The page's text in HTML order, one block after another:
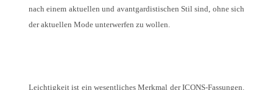
nach einem aktuellen und avantgardistischen Stil sind, ohne sich
der aktuellen Mode unterwerfen zu wollen.
Leichtigkeit ist ein wesentliches Merkmal der ICONS-Fassungen.